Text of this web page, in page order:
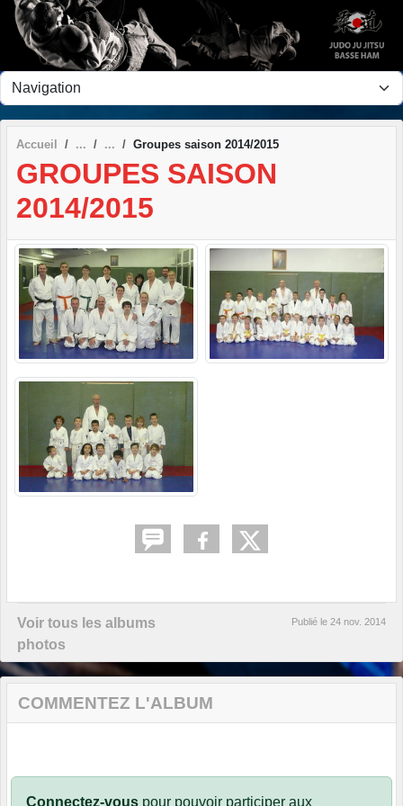
Accueil Groupes saison 2014/2015
GROUPES SAISON
2014/2015
Voir tous les albums
photos
Publié le 24 nov. 2014
COMMENTEZ L'ALBUM
Connectez-vous pour pouvoir participer aux
Panneau de gestion des cookies